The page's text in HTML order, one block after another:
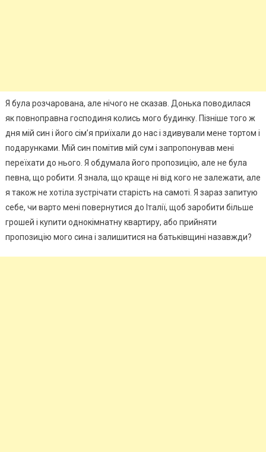
Я була розчарована, але нічого не сказав. Донька поводилася
як повноправна господиня колись мого будинку. Пізніше того ж
дня мій син і його сім’я приїхали до нас і здивували мене тортом і
подарунками. Мій син помітив мій сум і запропонував мені
переїхати до нього. Я обдумала його пропозицію, але не була
певна, що робити. Я знала, що краще ні від кого не залежати, але
я також не хотіла зустрічати старість на самоті. Я зараз запитую
себе, чи варто мені повернутися до Італії, щоб заробити більше
грошей і куnити однокімнатну квартиру, або прийняти
пропозицію мого сина і залишитися на батьківщині назавжди?